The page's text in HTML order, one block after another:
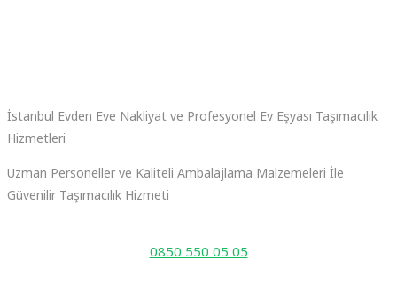
İstanbul Evden Eve Nakliyat ve Profesyonel Ev Eşyası Taşımacılık
Hizmetleri
Uzman Personeller ve Kaliteli Ambalajlama Malzemeleri İle
Güvenilir Taşımacılık Hizmeti
0850 550 05 05